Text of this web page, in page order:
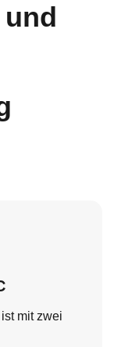
mit zwei